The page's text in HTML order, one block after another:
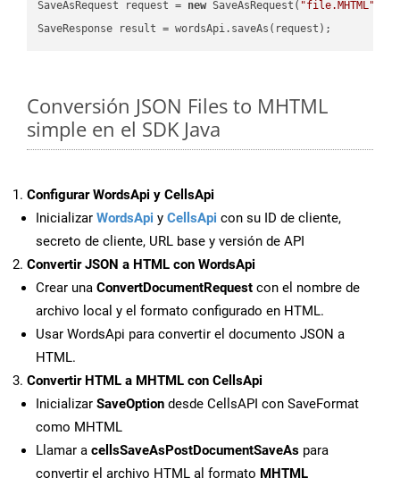
SaveAsRequest request = new SaveAsRequest( "file.MHTML"
Conversión JSON Files to MHTML
simple en el SDK Java
Configurar WordsApi y CellsApi
Inicializar WordsApi y CellsApi con su ID de cliente,
secreto de cliente, URL base y versión de API
Convertir JSON a HTML con WordsApi
Crear una ConvertDocumentRequest con el nombre de
archivo local y el formato configurado en HTML.
Usar WordsApi para convertir el documento JSON a
HTML.
Convertir HTML a MHTML con CellsApi
Inicializar SaveOption desde CellsAPI con SaveFormat
como MHTML
Llamar a cellsSaveAsPostDocumentSaveAs para
convertir el archivo HTML al formato MHTML